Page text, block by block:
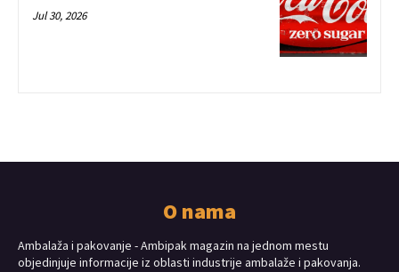
Jul 30, 2026
O nama
Ambalaža i pakovanje - Ambipak magazin na jednom mestu
objedinjuje informacije iz oblasti industrije ambalaže i pakovanja.